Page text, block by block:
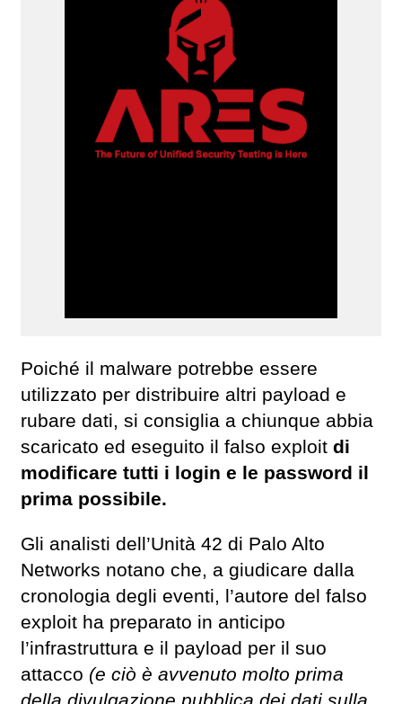
Poiché il malware potrebbe essere
utilizzato per distribuire altri payload e
rubare dati, si consiglia a chiunque abbia
scaricato ed eseguito il falso exploit di
modificare tutti i login e le password il
prima possibile.
Gli analisti dell’Unità 42 di Palo Alto
Networks notano che, a giudicare dalla
cronologia degli eventi, l’autore del falso
exploit ha preparato in anticipo
l’infrastruttura e il payload per il suo
attacco (e ciò è avvenuto molto prima